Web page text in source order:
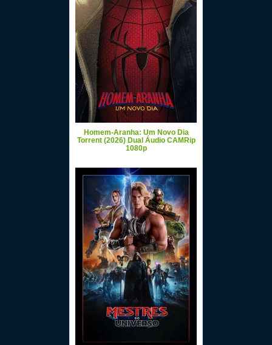
Homem-Aranha: Um Novo Dia
Torrent (2026) Dual Áudio CAMRip
1080p